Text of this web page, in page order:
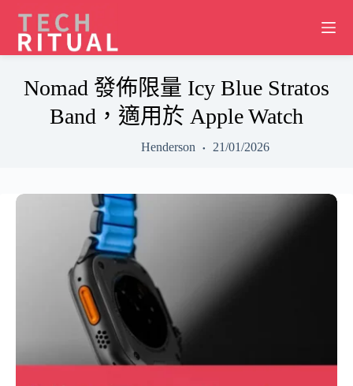
content
Nomad 發佈限量 Icy Blue Stratos
Band，適用於 Apple Watch
Henderson 21/01/2026